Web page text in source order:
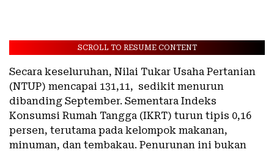
SCROLL TO RESUME CONTENT
Secara keseluruhan, Nilai Tukar Usaha Pertanian
(NTUP) mencapai 131,11, sedikit menurun
dibanding September. Sementara Indeks
Konsumsi Rumah Tangga (IKRT) turun tipis 0,16
persen, terutama pada kelompok makanan,
minuman, dan tembakau. Penurunan ini bukan